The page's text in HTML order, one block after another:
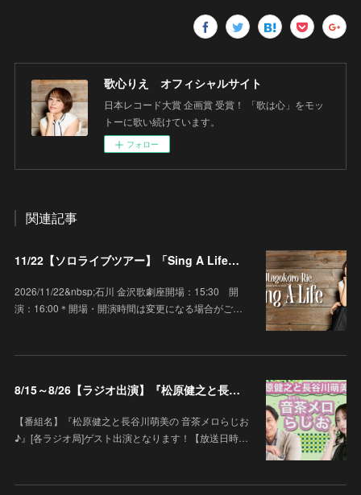
歌心りえ オフィシャルサイト
日本レコード大賞 企画賞 受賞！ 「歌は心」をモッ
トーに歌い続けています。
フォロー
関連記事
11/22【ソロライブツアー】「Sing A Life」石川 金沢歌劇座
2026/11/22&nbsp;石川 金沢歌劇座開場：15:30 開
演：16:00＊開場・開演時間は変更になる場合がご…
8/15～8/26【ラジオ出演】『松原健之と長谷川萌美の 音茶メロらじお♪』
【番組名】『松原健之と長谷川萌美の 音茶メロらじお
♪』[各ラジオ局]ゲスト出演となります！【放送日時…